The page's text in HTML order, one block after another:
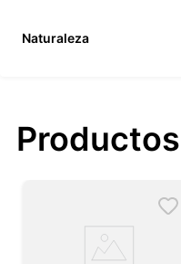
Naturaleza